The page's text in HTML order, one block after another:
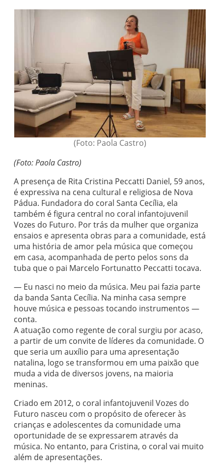
(Foto: Paola Castro)
(Foto: Paola Castro)
A presença de Rita Cristina Peccatti Daniel, 59 anos,
é expressiva na cena cultural e religiosa de Nova
Pádua. Fundadora do coral Santa Cecília, ela
também é figura central no coral infantojuvenil
Vozes do Futuro. Por trás da mulher que organiza
ensaios e apresenta obras para a comunidade, está
uma história de amor pela música que começou
em casa, acompanhada de perto pelos sons da
tuba que o pai Marcelo Fortunatto Peccatti tocava.
— Eu nasci no meio da música. Meu pai fazia parte
da banda Santa Cecília. Na minha casa sempre
houve música e pessoas tocando instrumentos —
conta.
A atuação como regente de coral surgiu por acaso,
a partir de um convite de líderes da comunidade. O
que seria um auxílio para uma apresentação
natalina, logo se transformou em uma paixão que
muda a vida de diversos jovens, na maioria
meninas.
Criado em 2012, o coral infantojuvenil Vozes do
Futuro nasceu com o propósito de oferecer às
crianças e adolescentes da comunidade uma
oportunidade de se expressarem através da
música. No entanto, para Cristina, o coral vai muito
além de apresentações.